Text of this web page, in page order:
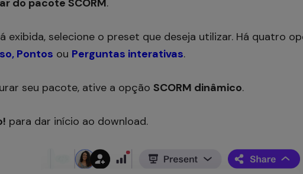
do pacote SCORM.
exibida, selecione o preset que deseja utilizar. Há quatro
, Pontos ou Perguntas interativas.
seu pacote, ative a opção SCORM dinâmico.
para dar início ao download.